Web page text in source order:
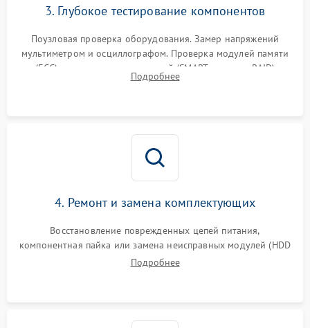
3. Глубокое тестирование компонентов
Поузловая проверка оборудования. Замер напряжений
мультиметром и осциллографом. Проверка модулей памяти
(ECC) и состояния накопителей (SMART, массивы RAID)
специализированными диагностическими утилитами.
Подробнее
4. Ремонт и замена комплектующих
Восстановление поврежденных цепей питания,
компонентная пайка или замена неисправных модулей (HDD
Подробнее